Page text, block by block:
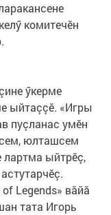
комитечӗн
ӳкерме
ыйтаççӗ. «Игры
пуçланас умӗн
юлташсем
лартма ыйтрӗç,
Legends» вăйă
тата Игорь